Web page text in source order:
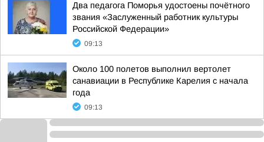
Два педагога Поморья удостоены почётного
звания «Заслуженный работник культуры
Российской Федерации»
09:13
Около 100 полетов выполнил вертолет
санавиации в Республике Карелия с начала
года
09:13